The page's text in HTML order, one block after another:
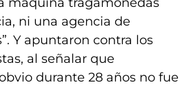
ni una agencia de
Y apuntaron contra los
al señalar que
durante 28 años no fue